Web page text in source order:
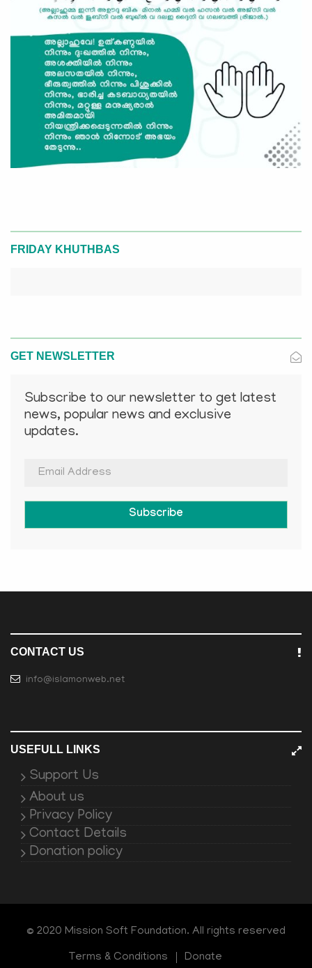
FRIDAY KHUTHBAS
GET NEWSLETTER
Subscribe to our newsletter to get latest
news, popular news and exclusive
updates.
Subscribe
CONTACT US
info@islamonweb.net
USEFULL LINKS
Support Us
About us
Privacy Policy
Contact Details
Donation policy
© 2020 Mission Soft Foundation. All rights reserved
Terms & Conditions Donate